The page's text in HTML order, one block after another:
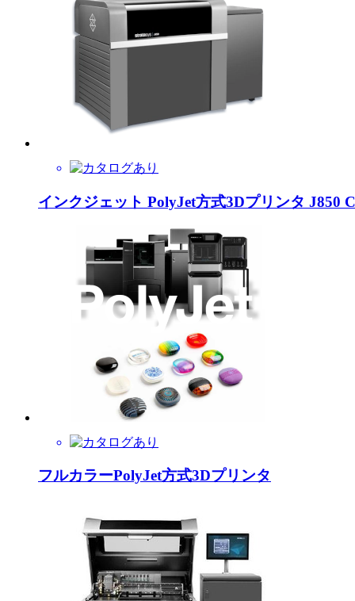
インクジェット PolyJet方式3Dプリンタ J850
フルカラーPolyJet方式3Dプリンタ